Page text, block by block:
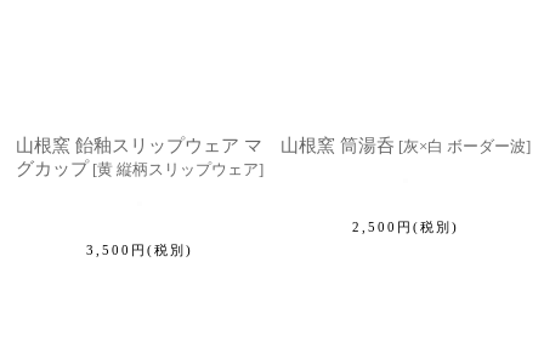
山根窯 飴釉スリップウェア マ
グカップ [黄 縦柄スリップウェア]
3,500 円 (税別)
山根窯 筒湯呑 [灰×白 ボーダー波]
2,500 円 (税別)